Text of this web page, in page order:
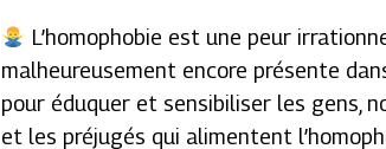
L’homophobie est une peur
malheureusement encore présente
pour éduquer et sensibiliser les gens,
et les préjugés qui alimentent